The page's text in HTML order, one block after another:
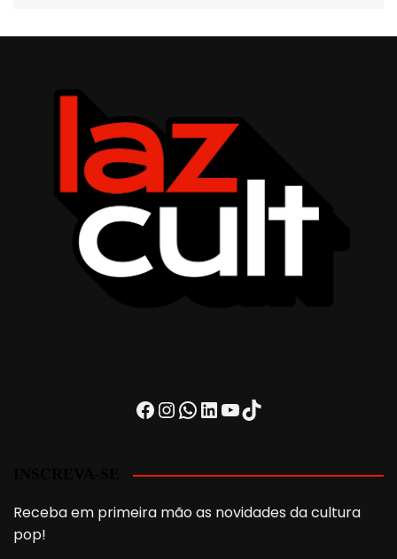
Facebook
Instagram
WhatsApp
LinkedIn
Youtube
TikTok
Receba em primeira mão as novidades da cultura
pop!